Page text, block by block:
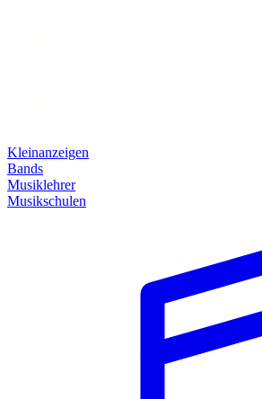
Kleinanzeigen
Bands
Musiklehrer
Musikschulen